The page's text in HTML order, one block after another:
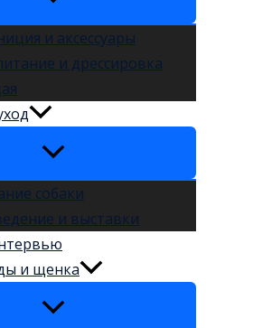
и аксессуары
и дрессировка
собаки
и выставки
и щенка